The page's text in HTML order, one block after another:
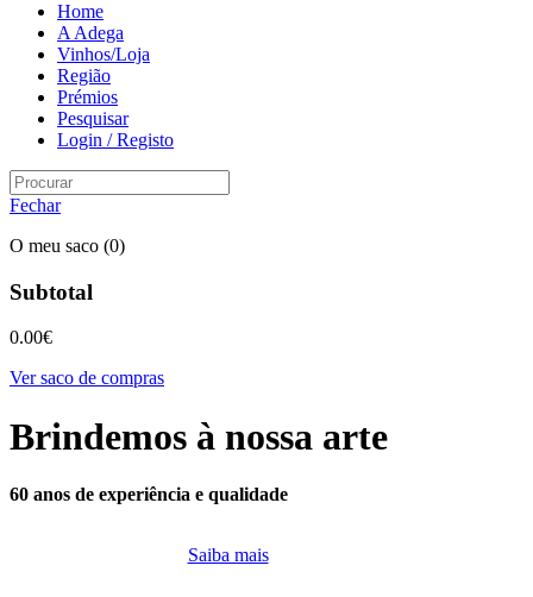
Home
A Adega
Vinhos/Loja
Região
Prémios
Pesquisar
Login / Registo
Fechar
O meu saco (0)
Subtotal
0.00€
Ver saco de compras
Brindemos à nossa arte
60 anos de experiência e qualidade
Saiba mais